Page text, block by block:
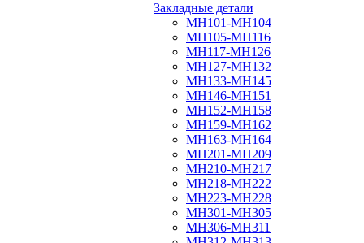
Закладные детали
МН101-МН104
МН105-МН116
МН117-МН126
МН127-МН132
МН133-МН145
МН146-МН151
МН152-МН158
МН159-МН162
МН163-МН164
МН201-МН209
МН210-МН217
МН218-МН222
МН223-МН228
МН301-МН305
МН306-МН311